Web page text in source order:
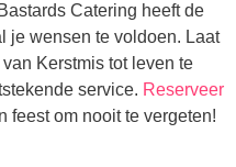
Catering heeft de
je wensen te voldoen. Laat
Kerstmis tot leven te
service. Reserveer
feest om nooit te vergeten!